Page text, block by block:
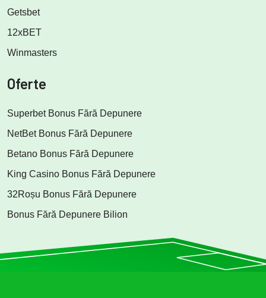
Getsbet
12xBET
Winmasters
Oferte
Superbet Bonus Fără Depunere
NetBet Bonus Fără Depunere
Betano Bonus Fără Depunere
King Casino Bonus Fără Depunere
32Roșu Bonus Fără Depunere
Bonus Fără Depunere Bilion